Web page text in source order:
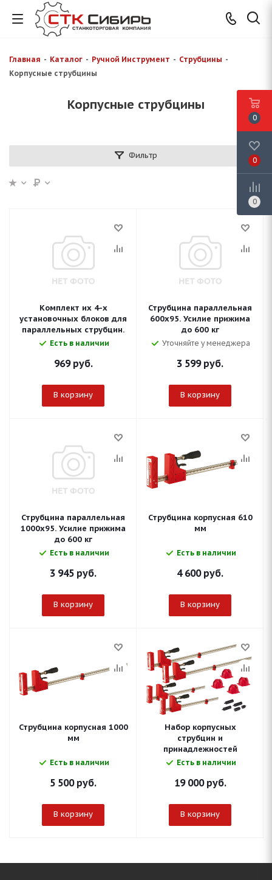
Главная - Каталог - Ручной Инструмент - Струбцины -
Корпусные струбцины
Корпусные струбцины
Фильтр
Комплект их 4-х
установочных блоков для
параллельных струбцин.
Есть в наличии
969руб.
В корзину
Струбцина параллельная
600х95. Усилие прижима
до 600 кг
Уточняйте у менеджера
3 599руб.
В корзину
Струбцина параллельная
1000х95. Усилие прижима
до 600 кг
Есть в наличии
3 945 руб.
В корзину
Струбцина корпусная 610
мм
Есть в наличии
4 600руб.
В корзину
Струбцина корпусная 1000
мм
Есть в наличии
5 500руб.
В корзину
Набор корпусных
струбцин и
принадлежностей
Есть в наличии
19 000руб.
В корзину
0
0
0